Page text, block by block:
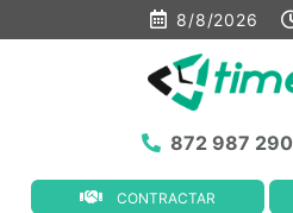
8/8/2026
CONTRACTAR
872 987 290